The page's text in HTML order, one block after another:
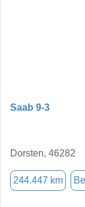
Saab 9-3
Dorsten, 46282
244.447 km